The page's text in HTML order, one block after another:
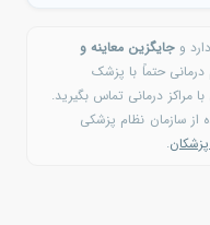
وجایگزین معاینه و
درمانی حتماً با پزشک
مراکز درمانی تماس بگیرید.
سازمان نظام پزشکی
.